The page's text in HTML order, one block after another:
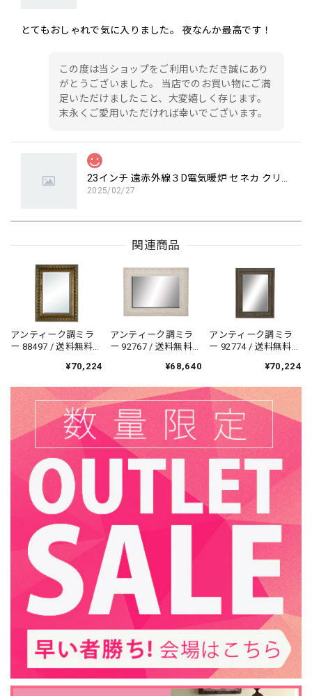
とてもおしゃれで気に入りました。 夜なんか最高です！
この度は当ショップをご利用いただき誠にあり
がとうございました。 当店でのお買い物にご満
足いただけましたこと、大変嬉しく存じます。
末永くご愛用いただければ幸いでございます。
2025/02/27
イドグランデ を購入しましたが、品質とデザインの両方に
上品な雰囲気を加え、暖房機能もしっかりと機能して周囲を
暖かくしてくれます。インテリアとしても実用性としても素
晴らしい商品です。とてもおすすめです！
この度は当ショップをご利用いただき誠にあり
足いただけましたこと、大変嬉しく存じます。
末永くご愛用いただければ幸いでございます。
新居への引越しに合わせて購入させていただきました。新居
での新しい生活を豊かにしてくれるとても素敵な電気暖炉
で、夫婦で大満足しています。床暖房を使っているので、普
段は色々調整可能な炎のゆらめきを楽しみ、寒い時にだけヒ
ーターをつけています。子供が生まれたばかりなので、安全
面でも大満足です。収納量は少ないですが、飾り棚としても
木の質感をを楽しめるもので満足しています。
この度は当ショップをご利用いただきありがと
うございました。 また評価を頂戴しまして誠に
ありがとうございます。 当店でのお買い物にご
満足いただけましたこと、大変嬉しく存じま
す。 末永くご愛用いただければ幸いでございま
す。
関連商品
アンティーク調ミラ
ー 88497 / 送料無料/
ー/ 在庫一掃セール対
¥70,224
アンティーク調ミラ
ー 92767 / 送料無料/
ー/ 在庫一掃セール対
¥68,640
アンティーク調ミラ
ー 92774 / 送料無料/
ー/ 在庫一掃セール対
入家具 /
¥70,224